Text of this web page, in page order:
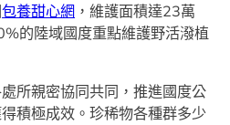
包養甜心網 ，維護面積達23萬
的陸域國度重點維護野活潑植
所親密協同共同，推進國度公
積極成效。珍稀物各種群多少